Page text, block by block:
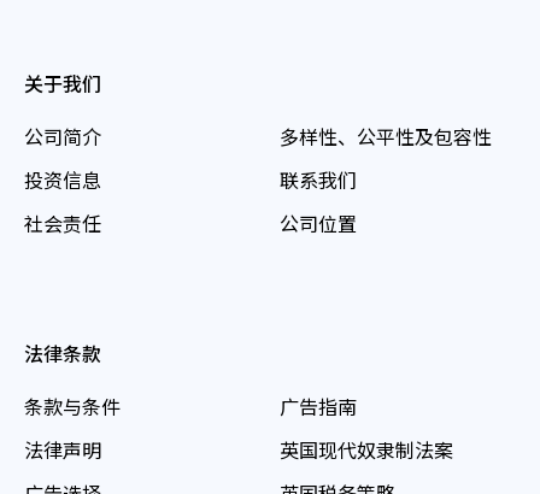
关于我们
公司简介
投资信息
社会责任
多样性、公平性及包容性
联系我们
公司位置
法律条款
条款与条件
法律声明
广告指南
英国现代奴隶制法案